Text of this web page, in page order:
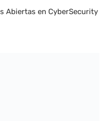
Abiertas en CyberSecurity